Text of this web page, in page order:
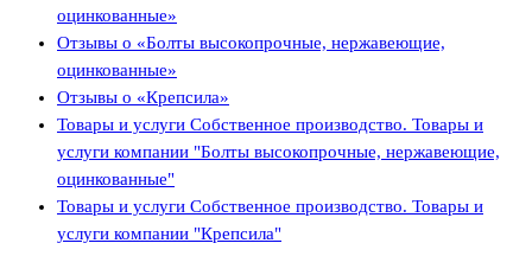
оцинкованные»
Отзывы о «Болты высокопрочные, нержавеющие,
оцинкованные»
Отзывы о «Крепсила»
Товары и услуги Собственное производство. Товары и
услуги компании "Болты высокопрочные, нержавеющие,
оцинкованные"
Товары и услуги Собственное производство. Товары и
услуги компании "Крепсила"